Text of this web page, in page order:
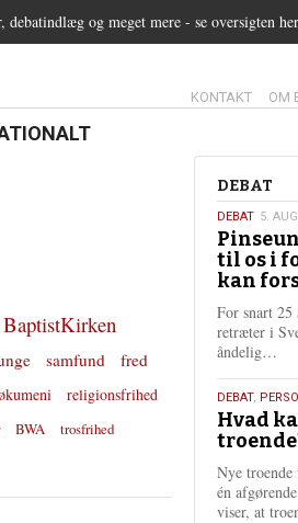
og meget mere - se oversigten her
13.0:
KONTAKT 14.0:
OM
BaptistKirken
samfund
fred
religionsfrihed
BWA
trosfrihed
Debat
DEBAT
5.
august
2026
DEBAT 5.
til os i
kan
For snart 25
retræter i
åndelig…
s
m
e
r
e
25.
juli
2026
DEBAT,
Hvad
Nye
én
viser, at